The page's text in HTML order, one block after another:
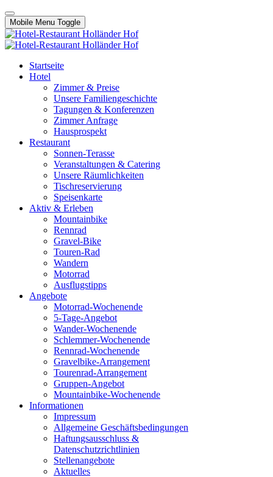
Mobile Menu Toggle
Startseite
Hotel
Zimmer & Preise
Unsere Familiengeschichte
Tagungen & Konferenzen
Zimmer Anfrage
Hausprospekt
Restaurant
Sonnen-Terasse
Veranstaltungen & Catering
Unsere Räumlichkeiten
Tischreservierung
Speisenkarte
Aktiv & Erleben
Mountainbike
Rennrad
Gravel-Bike
Touren-Rad
Wandern
Motorrad
Ausflugstipps
Angebote
Motorrad-Wochenende
5-Tage-Angebot
Wander-Wochenende
Schlemmer-Wochenende
Rennrad-Wochenende
Gravelbike-Arrangement
Tourenrad-Arrangement
Gruppen-Angebot
Mountainbike-Wochenende
Informationen
Impressum
Allgemeine Geschäftsbedingungen
Haftungsausschluss &
Datenschutzrichtlinien
Stellenangebote
Aktuelles